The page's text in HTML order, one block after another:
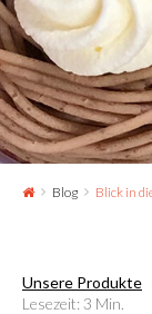
Blog Blick in
Unsere Produkte
Lesezeit: 3 Min.